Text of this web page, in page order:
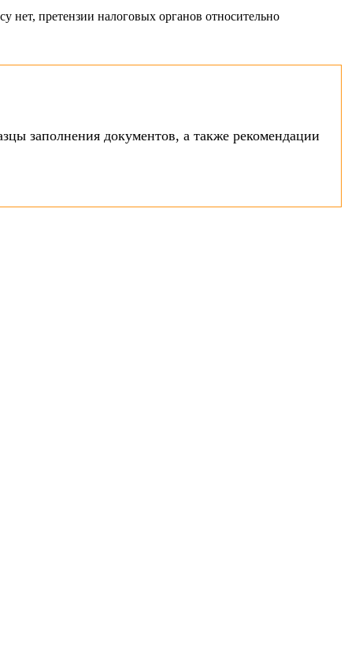
претензии налоговых органов относительно
заполнения документов, а также рекомендации